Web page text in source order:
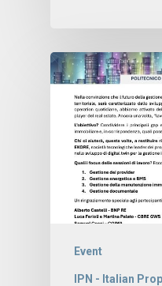
Event
IPN - Italian